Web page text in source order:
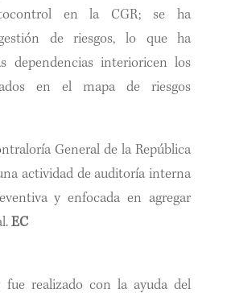
en la CGR; se ha
de riesgos, lo que ha
dependencias interioricen los
en el mapa de riesgos
General de la República
actividad de auditoría interna
y enfocada en agregar
EC
fue realizado con la ayuda del